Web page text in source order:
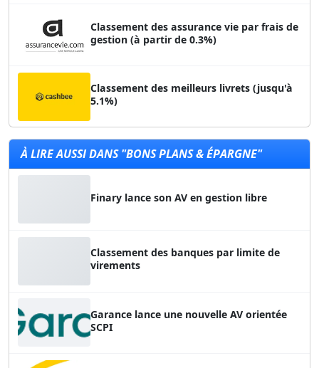
Classement des assurance vie par frais de
gestion (à partir de 0.3%)
Classement des meilleurs livrets (jusqu'à
5.1%)
À LIRE AUSSI DANS "BONS PLANS & ÉPARGNE"
Finary lance son AV en gestion libre
Classement des banques par limite de
virements
Garance lance une nouvelle AV orientée
SCPI